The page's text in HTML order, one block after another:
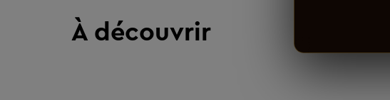
À découvrir